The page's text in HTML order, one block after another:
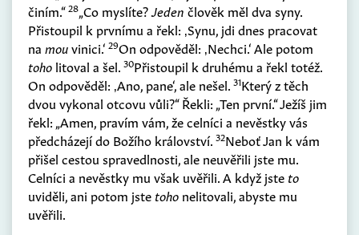
činím.“28„Co myslíte?Jeden člověk měl dva syny.
Přistoupil k prvnímu a řekl: ‚Synu, jdi dnes pracovat
na mouvinici.‘ 29On odpověděl: ‚Nechci.‘ Ale potom
toho litoval a šel. 30Přistoupil k druhému a řekl totéž.
On odpověděl: ‚Ano, pane‘, ale nešel. 31Který z těch
dvou vykonal otcovu vůli?“ Řekli: „Ten první.“ Ježíš jim
řekl: „Amen, pravím vám, že celníci a nevěstky vás
předcházejí do Božího království. 32Neboť Jan k vám
přišel cestou spravedlnosti, ale neuvěřili jste mu.
Celníci a nevěstky mu však uvěřili. A když jste to
uviděli, ani potom jste toho nelitovali, abyste mu
uvěřili.